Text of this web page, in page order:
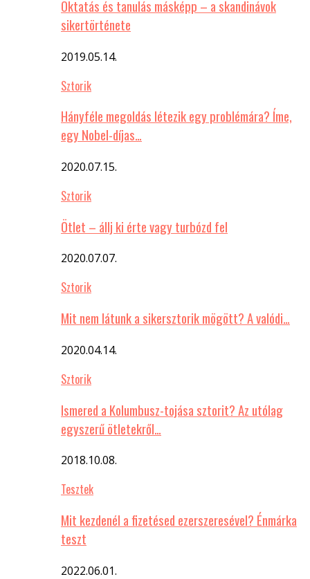
Oktatás és tanulás másképp – a skandinávok
sikertörténete
2019.05.14.
Sztorik
Hányféle megoldás létezik egy problémára? Íme,
egy Nobel-díjas…
2020.07.15.
Sztorik
Ötlet – állj ki érte vagy turbózd fel
2020.07.07.
Sztorik
Mit nem látunk a sikersztorik mögött? A valódi…
2020.04.14.
Sztorik
Ismered a Kolumbusz-tojása sztorit? Az utólag
egyszerű ötletekről…
2018.10.08.
Tesztek
Mit kezdenél a fizetésed ezerszeresével? Énmárka
teszt
2022.06.01.